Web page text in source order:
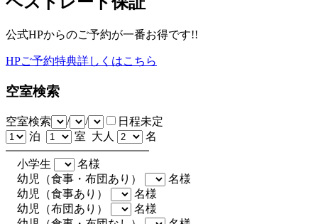
公式HPからのご予約が一番お得です!!
HPご予約特典詳しくはこちら
空室検索
空室検索 / /
日程未定
泊
室 大人 名
小学生
名様
幼児（食事・布団あり）
名様
幼児（食事あり）
名様
幼児（布団あり）
名様